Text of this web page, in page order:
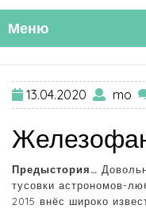
Меню
13.04.2020 mo
Предыстория…
тусовки астрономов-
2015 внёс широко